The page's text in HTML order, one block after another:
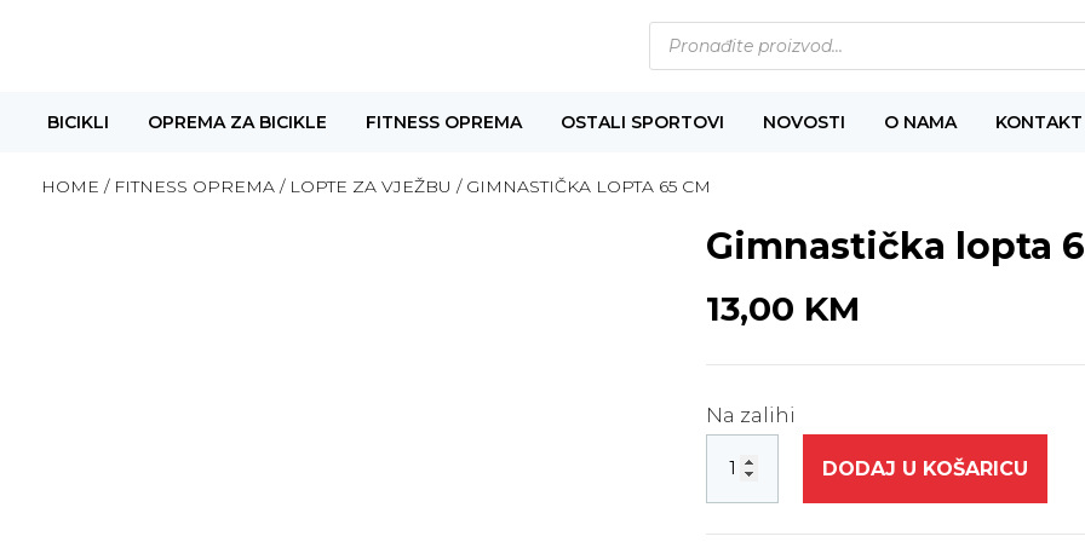
Products
search
BICIKLI OPREMA ZA BICIKLE FITNESS OPREMA OSTALI SPORTOVI NOVOSTI O NAMA KONTAKT
HOME / FITNESS OPREMA/ LOPTE ZA VJEŽBU / GIMNASTIČKA LOPTA 65 CM
Gimnastička lopta
13,00 KM
Na zalihi
DODAJ U KOŠARICU